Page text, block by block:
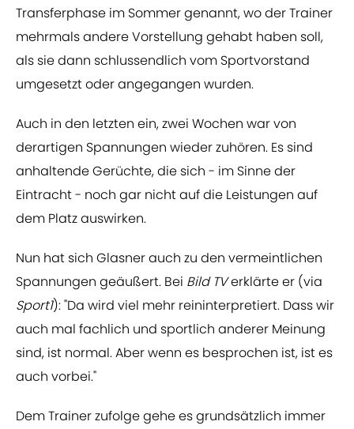
Transferphase im Sommer genannt, wo der Trainer
mehrmals andere Vorstellung gehabt haben soll,
als sie dann schlussendlich vom Sportvorstand
umgesetzt oder angegangen wurden.
Auch in den letzten ein, zwei Wochen war von
derartigen Spannungen wieder zuhören. Es sind
anhaltende Gerüchte, die sich - im Sinne der
Eintracht - noch gar nicht auf die Leistungen auf
dem Platz auswirken.
Nun hat sich Glasner auch zu den vermeintlichen
Spannungen geäußert. Bei Bild TVerklärte er (via
Sport1): "Da wird viel mehr reininterpretiert. Dass wir
auch mal fachlich und sportlich anderer Meinung
sind, ist normal. Aber wenn es besprochen ist, ist es
auch vorbei."
Dem Trainer zufolge gehe es grundsätzlich immer